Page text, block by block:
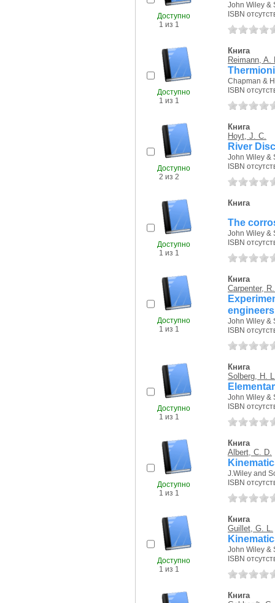
Доступно
1 из 1
John Wiley &
ISBN
Доступно
1 из 1
Книга
Reimann, A.
Chapman &
ISBN
Доступно
2 из 2
Книга
Hoyt, J. C.
River
John Wiley &
ISBN
Доступно
1 из 1
Книга
The
John Wiley &
ISBN
Доступно
1 из 1
Книга
Carpenter,
John Wiley &
ISBN
Доступно
1 из 1
Книга
Solberg, H.
John Wiley &
ISBN
Доступно
1 из 1
Книга
Albert, C. D.
J.Wiley and
ISBN
Доступно
1 из 1
Книга
Guillet, G. L.
John Wiley &
ISBN
Книга